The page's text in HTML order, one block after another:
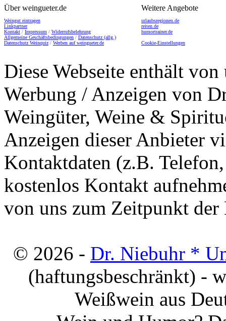
Über weingueter.de
Weingut eintragen
Linkpartner
Kontakt / Impressum / Widerrufsbelehrung
Allgemeine Geschäftsbedingungen / Datenschutz (allg.)
Datenschutz Weinquiz / Werben auf weingueter.de
Weitere Angebote
urlaubsregionen.de
reiten.de
humortrainer.de
Cookie-Einstellungen
Diese Webseite enthält
Werbung / Anzeigen von
Weingüter, Weine &
Anzeigen dieser Anbieter
Kontaktdaten (z.B.
kostenlos Kontakt
von uns zum Zeitpunkt
© 2026 - Dr. Niebuhr *
(haftungsbeschränkt) -
Weißwein aus